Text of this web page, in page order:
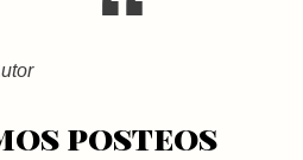
posteos